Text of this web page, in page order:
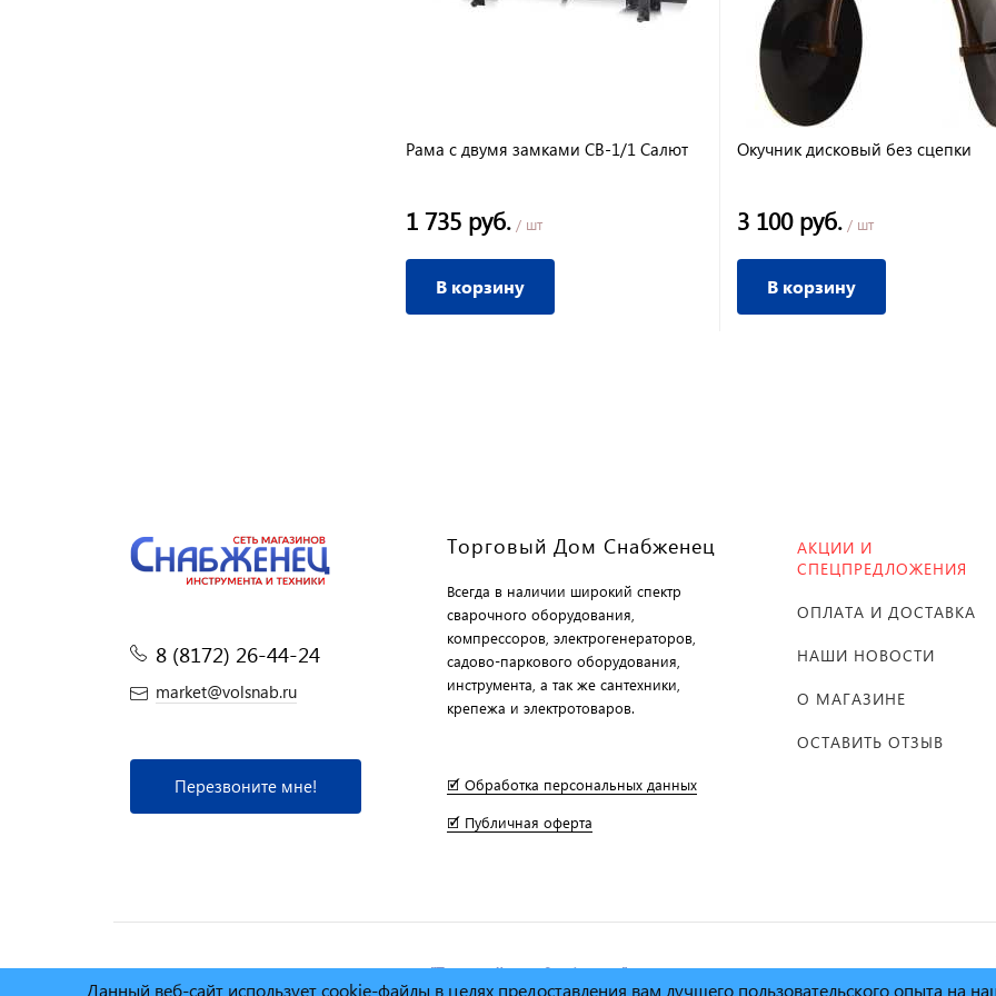
Рама с двумя замками СВ-1/1 Салют
1 735 руб. / шт
В корзину
Окучник дисковый без сцепки
3 100 руб. / шт
В корзину
8 (8172) 26-44-24
market@volsnab.ru
Перезвоните мне!
Торговый Дом Снабженец
Всегда в наличии широкий спектр
сварочного оборудования,
компрессоров, электрогенераторов,
садово-паркового оборудования,
инструмента, а так же сантехники,
крепежа и электротоваров.
🗹 Обработка персональных данных
🗹 Публичная оферта
АКЦИИ И
СПЕЦПРЕДЛОЖЕНИЯ
ОПЛАТА И ДОСТАВКА
НАШИ НОВОСТИ
О МАГАЗИНЕ
ОСТАВИТЬ ОТЗЫВ
© Сеть магазинов инструмента и техники"Торговый дом Снабженец"1995г. -
Данный веб-сайт использует cookie-файлы в целях предоставления вам лучшего пользовательского опыта на